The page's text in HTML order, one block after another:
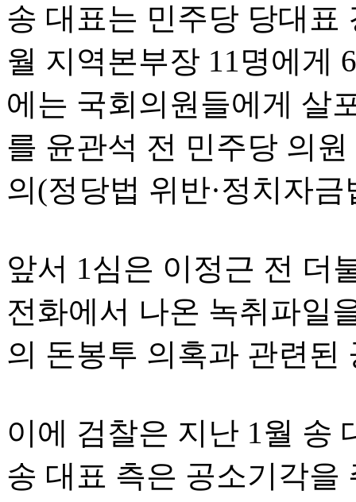
송 대표는 민주당 당대표
월 지역본부장 11명에게
에는 국회의원들에게 살
를 윤관석 전 민주당 의
의(정당법 위반·정치자
앞서 1심은 이정근 전 더
전화에서 나온 녹취파일
의 돈봉투 의혹과 관련된
이에 검찰은 지난 1월 송
송 대표 측은 공소기각을